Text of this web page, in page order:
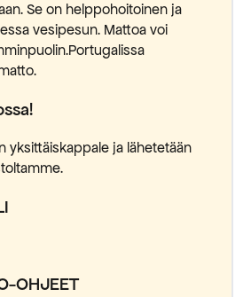
Se on helppohoitoinen ja
vesipesun. Mattoa voi
yksittäiskappale ja lähetetään
OHJEET